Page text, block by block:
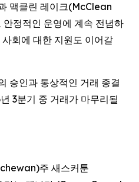
맥클린 레이크(McClean
정적인 운영에 계속 전념하
회에 대한 지원도 이어갈
승인과 통상적인 거래 종결
3분기 중 거래가 마무리될
주 새스커툰